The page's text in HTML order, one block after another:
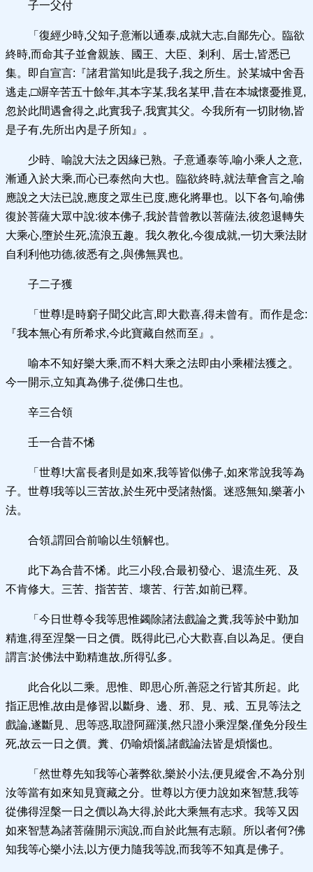
子一父付
「復經少時,父知子意漸以通泰,成就大志,自鄙先心。臨欲
終時,而命其子並會親族、國王、大臣、剎利、居士,皆悉已
集。即自宣言:『諸君當知!此是我子,我之所生。於某城中舍吾
逃走,□竮辛苦五十餘年,其本字某,我名某甲,昔在本城懷憂推覓,
忽於此間遇會得之,此實我子,我實其父。今我所有一切財物,皆
是子有,先所出內是子所知』。
少時、喻說大法之因緣已熟。子意通泰等,喻小乘人之意,
漸通入於大乘,而心已泰然向大也。臨欲終時,就法華會言之,喻
應說之大法已說,應度之眾生已度,應化將畢也。以下各句,喻佛
復於菩薩大眾中說:彼本佛子,我於昔曾教以菩薩法,彼忽退轉失
大乘心,墮於生死,流浪五趣。我久教化,今復成就,一切大乘法財
自利利他功德,彼悉有之,與佛無異也。
子二子獲
「世尊!是時窮子聞父此言,即大歡喜,得未曾有。而作是念:
『我本無心有所希求,今此寶藏自然而至』。
喻本不知好樂大乘,而不料大乘之法即由小乘權法獲之。
今一開示,立知真為佛子,從佛口生也。
辛三合領
壬一合昔不悕
「世尊!大富長者則是如來,我等皆似佛子,如來常說我等為
子。世尊!我等以三苦故,於生死中受諸熱惱。迷惑無知,樂著小
法。
合領,謂回合前喻以生領解也。
此下為合昔不悕。此三小段,合最初發心、退流生死、及
不肯修大。三苦、指苦苦、壞苦、行苦,如前已釋。
「今日世尊令我等思惟蠲除諸法戲論之糞,我等於中勤加
精進,得至涅槃一日之價。既得此已,心大歡喜,自以為足。便自
謂言:於佛法中勤精進故,所得弘多。
此合化以二乘。思惟、即思心所,善惡之行皆其所起。此
指正思惟,故由是修習,以斷身、邊、邪、見、戒、五見等法之
戲論,遂斷見、思等惑,取證阿羅漢,然只證小乘涅槃,僅免分段生
死,故云一日之價。糞、仍喻煩惱,諸戲論法皆是煩惱也。
「然世尊先知我等心著弊欲,樂於小法,便見縱舍,不為分別
汝等當有如來知見寶藏之分。世尊以方便力說如來智慧,我等
從佛得涅槃一日之價以為大得,於此大乘無有志求。我等又因
如來智慧為諸菩薩開示演說,而自於此無有志願。所以者何?佛
知我等心樂小法,以方便力隨我等說,而我等不知真是佛子。